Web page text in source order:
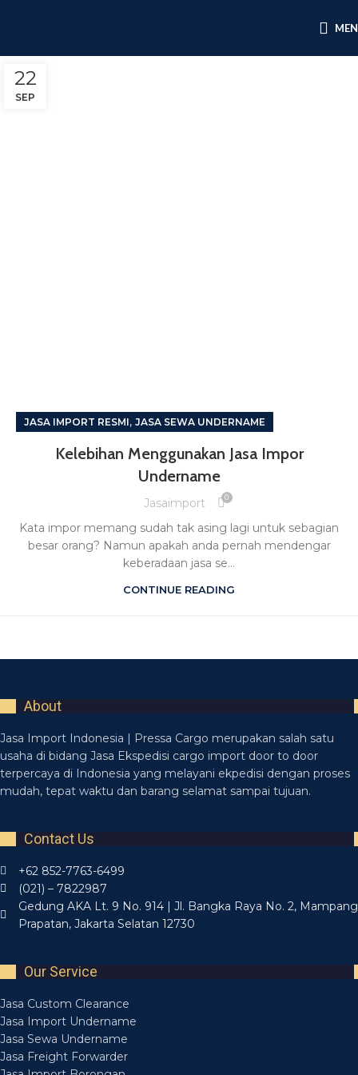
22
SEP
JASA IMPORT RESMI, JASA SEWA UNDERNAME
Kelebihan Menggunakan Jasa Impor
Undername
Jasaimport 0
Kata impor memang sudah tak asing lagi untuk sebagian
besar orang? Namun apakah anda pernah mendengar
keberadaan jasa se...
CONTINUE READING
About
Jasa Import Indonesia | Pressa Cargo merupakan salah satu
usaha di bidang Jasa Ekspedisi cargo import door to door
terpercaya di Indonesia yang melayani ekpedisi dengan proses
mudah, tepat waktu dan barang selamat sampai tujuan.
Contact Us
+62 852-7763-6499
(021) – 7822987
Gedung AKA Lt. 9 No. 914 | Jl. Bangka Raya No. 2, Mampang
Prapatan, Jakarta Selatan 12730
Our Service
Jasa Custom Clearance
Jasa Import Undername
Jasa Sewa Undername
Jasa Freight Forwarder